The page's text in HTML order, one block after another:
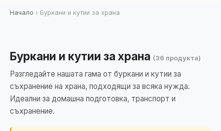
🎁 Подарък
Начало › Буркани и кутии за храна
Буркани и кутии за храна (36 продукта)
Разгледайте нашата гама от буркани и кутии за
съхранение на храна, подходящи за всяка нужда.
Идеални за домашна подготовка, транспорт и
съхранение.